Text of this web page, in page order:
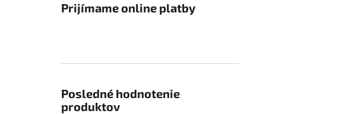
Prijímame online platby
Posledné hodnotenie
produktov